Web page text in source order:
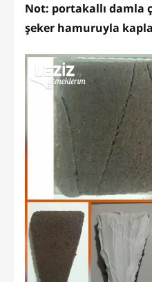
Not: portakallı damla
şeker hamuruyla